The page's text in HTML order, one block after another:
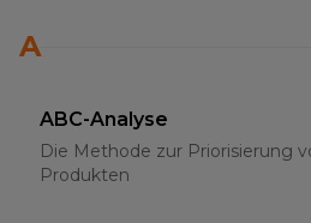
A
ABC-Analyse
Die Methode zur Priorisierung
Produkten